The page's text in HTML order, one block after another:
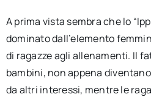
A prima vista sembra che lo
dominato dall’elemento
di ragazze agli allenamenti. Il
bambini, non appena
da altri interessi, mentre le